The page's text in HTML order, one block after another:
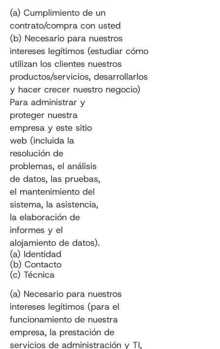
(a) Cumplimiento de un
contrato/compra con usted
(b) Necesario para nuestros
intereses legítimos (estudiar cómo
utilizan los clientes nuestros
productos/servicios, desarrollarlos
y hacer crecer nuestro negocio)
Para administrar y
proteger nuestra
empresa y este sitio
web (incluida la
resolución de
problemas, el análisis
de datos, las pruebas,
el mantenimiento del
sistema, la asistencia,
la elaboración de
informes y el
alojamiento de datos).
(a) Identidad
(b) Contacto
(c) Técnica
(a) Necesario para nuestros
intereses legítimos (para el
funcionamiento de nuestra
empresa, la prestación de
servicios de administración y TI,